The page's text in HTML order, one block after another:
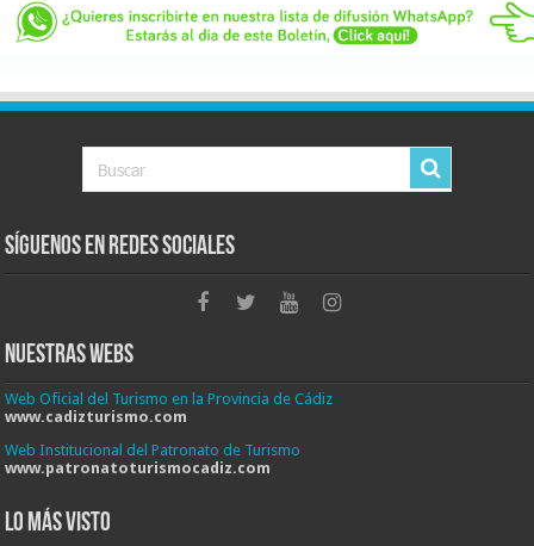
Síguenos en Redes Sociales
Nuestras Webs
Web Oficial del Turismo en la Provincia de Cádiz
www.cadizturismo.com
Web Institucional del Patronato de Turismo
www.patronatoturismocadiz.com
Lo más visto